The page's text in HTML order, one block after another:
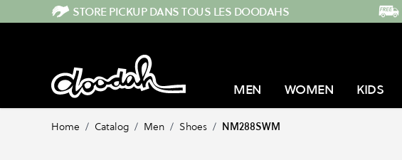
Skip to ContentSTORE PICKUP DANS TOUS LES DOODAHS
MEN WOMEN KIDS
Home / Catalog / Men / Shoes / NM288SWM